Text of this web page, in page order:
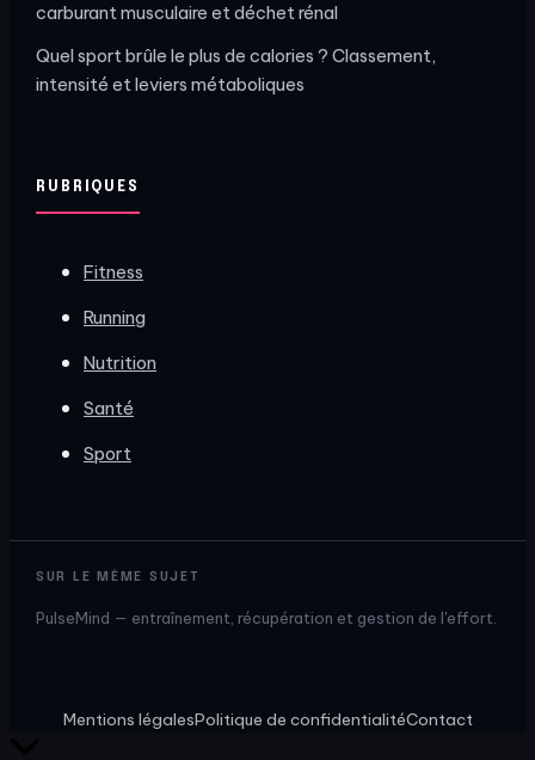
carburant musculaire et déchet rénal
Quel sport brûle le plus de calories ? Classement,
intensité et leviers métaboliques
RUBRIQUES
Fitness
Running
Nutrition
Santé
Sport
SUR LE MÊME SUJET
PulseMind — entraînement, récupération et gestion de l'effort.
Mentions légalesPolitique de confidentialitéContact